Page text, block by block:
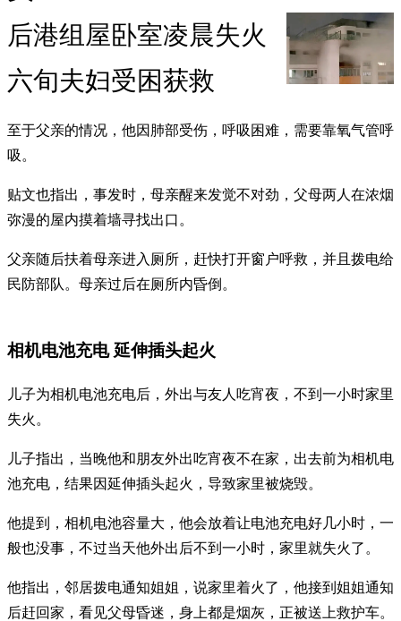
后港组屋卧室凌晨失火
六旬夫妇受困获救
至于父亲的情况，他因肺部受伤，呼吸困难，需要靠氧气管呼
吸。
贴文也指出，事发时，母亲醒来发觉不对劲，父母两人在浓烟
弥漫的屋内摸着墙寻找出口。
父亲随后扶着母亲进入厕所，赶快打开窗户呼救，并且拨电给
民防部队。母亲过后在厕所内昏倒。
相机电池充电 延伸插头起火
儿子为相机电池充电后，外出与友人吃宵夜，不到一小时家里
失火。
儿子指出，当晚他和朋友外出吃宵夜不在家，出去前为相机电
池充电，结果因延伸插头起火，导致家里被烧毁。
他提到，相机电池容量大，他会放着让电池充电好几小时，一
般也没事，不过当天他外出后不到一小时，家里就失火了。
他指出，邻居拨电通知姐姐，说家里着火了，他接到姐姐通知
后赶回家，看见父母昏迷，身上都是烟灰，正被送上救护车。